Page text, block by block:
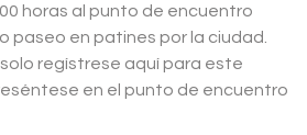
horas al punto de encuentro
paseo en patines por la ciudad.
regístrese aquí para este
en el punto de encuentro